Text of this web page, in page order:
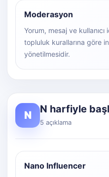
Moderasyon
Yorum, mesaj ve
topluluk kurallarına göre
yönetilmesidir.
N N harfiyle
5 açıklama
Nano Influencer